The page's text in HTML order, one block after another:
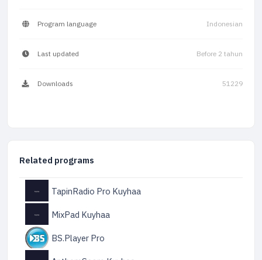
Program language Indonesian
Last updated Before 2 tahun
Downloads 51229
Related programs
TapinRadio Pro Kuyhaa
MixPad Kuyhaa
BS.Player Pro